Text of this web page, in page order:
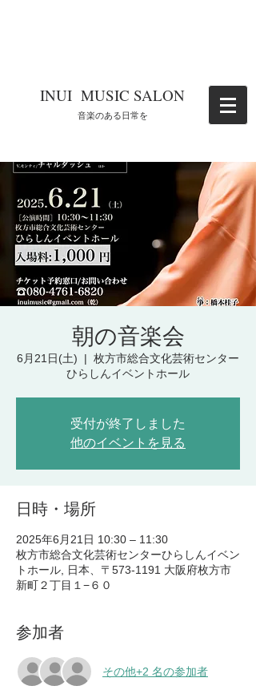
​INUI MUSIC SALON
​音楽のある日常を
朝の音楽会
6月21日(土)
  |
枚方市総合文化芸術センター
ひらしんイベントホール
受付が終了しました
他のイベントを見る
日時・場所
2025年6月21日 10:30 – 11:30
枚方市総合文化芸術センターひらしんイベン
トホール, 日本、〒573-1191 大阪府枚方市
新町２丁目１−６０
参加者
その他+2 名の参加者